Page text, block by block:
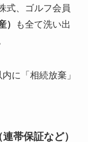
式、ゴルフ会員
）
も全て洗い出
に「相続放棄」
帯保証など）